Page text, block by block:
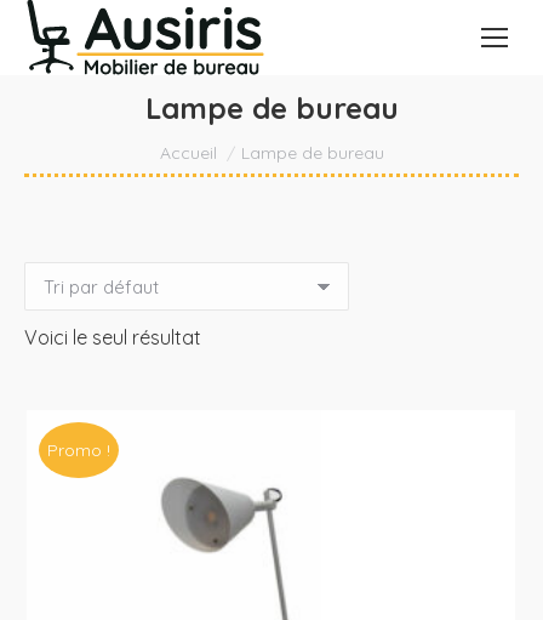
Lampe de bureau
Vous êtes ici :
Accueil Lampe de bureau
Voici le seul résultat
Promo !